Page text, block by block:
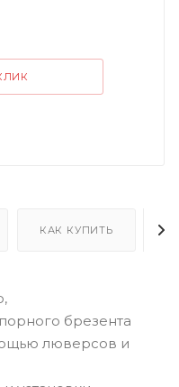
КАК КУПИТЬ
брезента
люверсов и